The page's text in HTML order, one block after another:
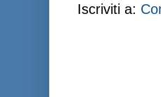
Iscriviti a: